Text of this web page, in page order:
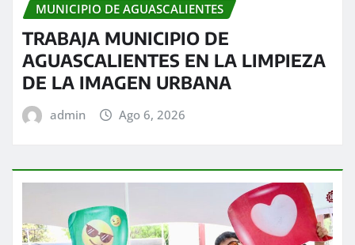
MUNICIPIO DE AGUASCALIENTES
TRABAJA MUNICIPIO DE
AGUASCALIENTES EN LA LIMPIEZA
DE LA IMAGEN URBANA
admin Ago 6, 2026